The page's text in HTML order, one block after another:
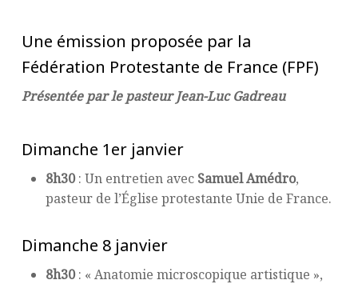
Une émission proposée par la
Fédération Protestante de France (FPF)
Présentée par le pasteur Jean-Luc Gadreau
Dimanche 1er janvier
8h30: Un entretien avec Samuel Amédro,
pasteur de l’Église protestante Unie de France.
Dimanche 8 janvier
8h30: « Anatomie microscopique artistique »,